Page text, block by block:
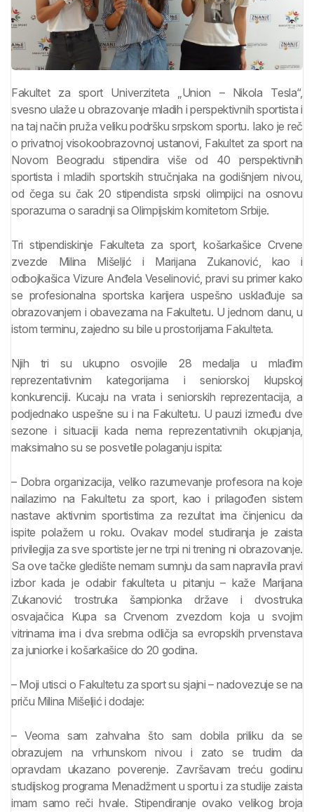
Fakultet za sport Univerziteta „Union – Nikola Tesla“,
svesno ulaže u obrazovanje mladih i perspektivnih sportista i
na taj način pruža veliku podršku srpskom sportu. Iako je reč
o privatnoj visokoobrazovnoj ustanovi, Fakultet za sport na
Novom Beogradu stipendira više od 40 perspektivnih
sportista i mladih sportskih stručnjaka na godišnjem nivou,
od čega su čak 20 stipendista srpski olimpijci na osnovu
sporazuma o saradnji sa Olimpijskim komitetom Srbije.
Tri stipendiskinje Fakulteta za sport, košarkašice Crvene
zvezde Milina Mišeljić i Marijana Zukanović, kao i
odbojkašica Vizure Anđela Veselinović, pravi su primer kako
se profesionalna sportska karijera uspešno usklađuje sa
obrazovanjem i obavezama na Fakultetu. U jednom danu, u
istom terminu, zajedno su bile u prostorijama Fakulteta.
Njih tri su ukupno osvojile 28 medalja u mlađim
reprezentativnim kategorijama i seniorskoj klupskoj
konkurenciji. Kucaju na vrata i seniorskih reprezentacija, a
podjednako uspešne su i na Fakultetu. U pauzi između dve
sezone i situaciji kada nema reprezentativnih okupjanja,
maksimalno su se posvetile polaganju ispita:
– Dobra organizacija, veliko razumevanje profesora na koje
nailazimo na Fakultetu za sport, kao i prilagođen sistem
nastave aktivnim sportistima za rezultat ima činjenicu da
ispite polažem u roku. Ovakav model studiranja je zaista
privilegija za sve sportiste jer ne trpi ni trening ni obrazovanje.
Sa ove tačke gledište nemam sumnju da sam napravila pravi
izbor kada je odabir fakulteta u pitanju – kaže Marijana
Zukanović trostruka šampionka države i dvostruka
osvajačica Kupa sa Crvenom zvezdom koja u svojim
vitrinama ima i dva srebrna odličja sa evropskih prvenstava
za juniorke i košarkašice do 20 godina.
– Moji utisci o Fakultetu za sport su sjajni – nadovezuje se na
priču Milina Mišeljić i dodaje:
– Veoma sam zahvalna što sam dobila priliku da se
obrazujem na vrhunskom nivou i zato se trudim da
opravdam ukazano poverenje. Završavam treću godinu
studijskog programa Menadžment u sportu i za studije zaista
imam samo reči hvale. Stipendiranje ovako velikog broja